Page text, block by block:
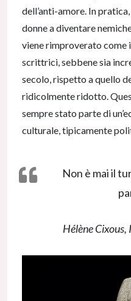
dell’anti-amore. In
donne a diventare
viene rimproverato come
scrittrici, sebbene sia
secolo, rispetto a quello
ridicolmente ridotto.
sempre stato parte di
culturale, tipicamente
Non è mai il
Hélène Cixous,